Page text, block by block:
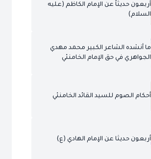
أربعون حديثاً عن الإمام الكاظم (عليه
السلام)
ما أنشده الشاعر الكبير محمد مهدي
الجواهري في حق الإمام الخامنئي
أحكام الصوم للسيد القائد الخامنئي
أربعون حديثا عن الإمام الهادي (ع)